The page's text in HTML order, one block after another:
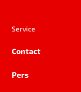
Service
Contact
Pers